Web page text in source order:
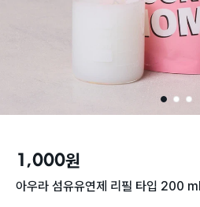
1 2 3
1,000원
아우라 섬유유연제 리필 타입 200